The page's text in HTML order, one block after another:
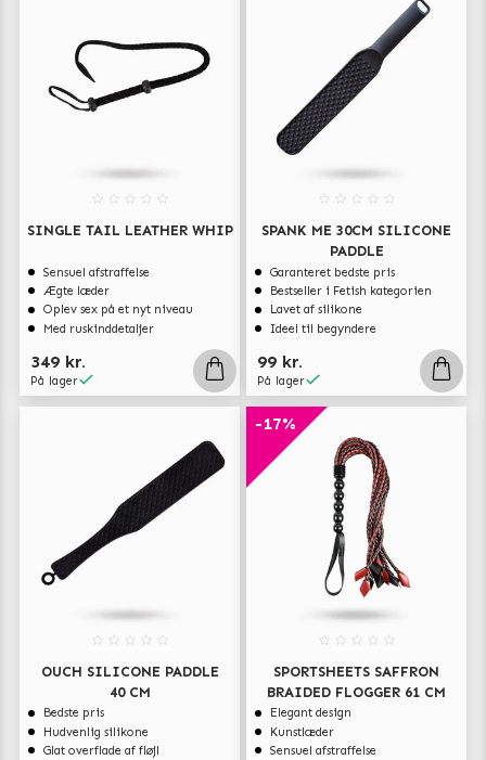
SINGLE TAIL LEATHER WHIP
Sensuel afstraffelse
Ægte læder
Oplev sex på et nyt niveau
Med ruskinddetaljer
349 kr.
På lager
SPANK ME 30CM SILICONE
PADDLE
Garanteret bedste pris
Bestseller i Fetish kategorien
Lavet af silikone
Ideel til begyndere
99 kr.
På lager
OUCH SILICONE PADDLE
40 CM
Bedste pris
Hudvenlig silikone
Glat overflade af fløjl
-17%
SPORTSHEETS SAFFRON
BRAIDED FLOGGER 61 CM
Elegant design
Kunstlæder
Sensuel afstraffelse